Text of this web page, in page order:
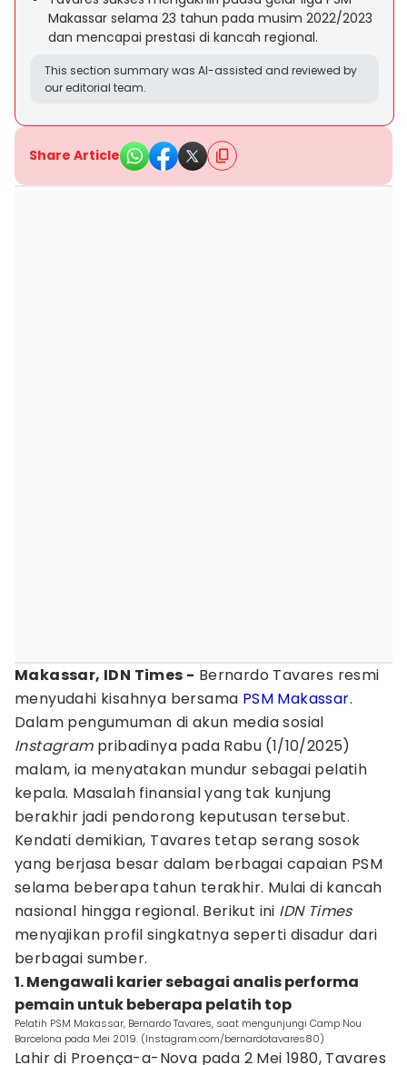
Makassar selama 23 tahun pada musim 2022/2023
dan mencapai prestasi di kancah regional.
This section summary was AI-assisted and reviewed by
our editorial team.
Share Article
Makassar, IDN Times - Bernardo Tavares resmi
menyudahi kisahnya bersama PSM Makassar.
Dalam pengumuman di akun media sosial
Instagram pribadinya pada Rabu (1/10/2025)
malam, ia menyatakan mundur sebagai pelatih
kepala. Masalah finansial yang tak kunjung
berakhir jadi pendorong keputusan tersebut.
Kendati demikian, Tavares tetap serang sosok
yang berjasa besar dalam berbagai capaian PSM
selama beberapa tahun terakhir. Mulai di kancah
nasional hingga regional. Berikut ini IDN Times
menyajikan profil singkatnya seperti disadur dari
berbagai sumber.
1. Mengawali karier sebagai analis performa
pemain untuk beberapa pelatih top
Pelatih PSM Makassar, Bernardo Tavares, saat mengunjungi Camp Nou
Barcelona pada Mei 2019. (Instagram.com/bernardotavares80)
Lahir di Proença-a-Nova pada 2 Mei 1980, Tavares